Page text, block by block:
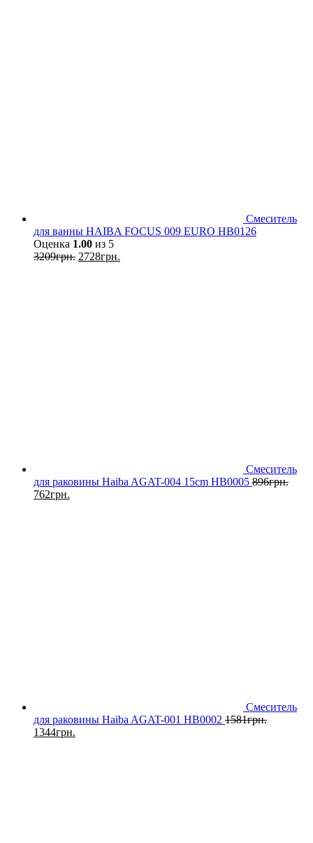
Смеситель
для ванны HAIBA FOCUS 009 EURO HB0126
Оценка 1.00 из 5
3209грн. 2728грн.
Смеситель
для раковины Haiba AGAT-004 15cm HB0005 896грн.
762грн.
Смеситель
для раковины Haiba AGAT-001 HB0002 1581грн.
1344грн.